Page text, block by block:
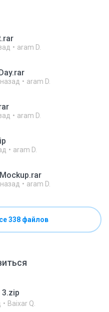
aram D.
aram D.
aram D.
aram D.
aram D.
338 файлов
3.zip
Baixar Q.